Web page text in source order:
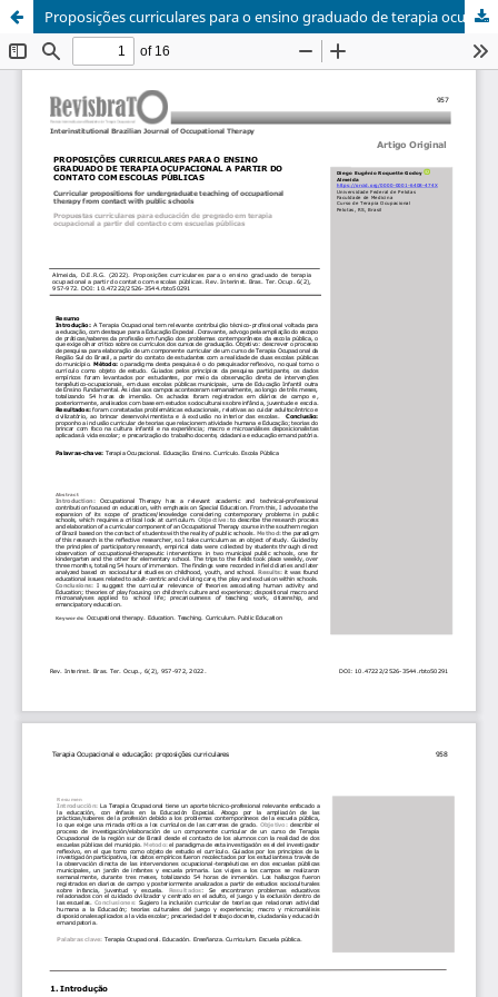
Proposições curriculares para o ensino graduado de terapia ocupacional a partir do contato com escolas públicas/Curricular propositions for undergraduate teaching of occupational therapy from contact with public schools